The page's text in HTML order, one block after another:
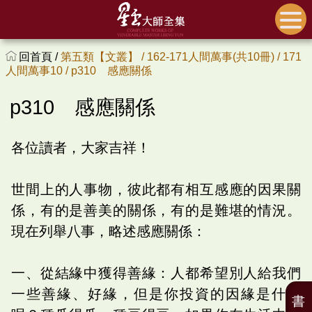
回首頁 /第五類【文叢】 / 162-171人間萬事(共10冊) / 171
人間萬事10 / p310 感應關係
p310 感應關係
各位讀者，大家吉祥！
世間上的人事物，彼此都有相互感應的因果關
係，有的是善美的關係，有的是難堪的情況。
現在列舉八事，略述感應關係：
一、從結緣中獲得善緣：人都希望別人給我們
一些善緣、好緣，但是你投資的因緣是什麼
書